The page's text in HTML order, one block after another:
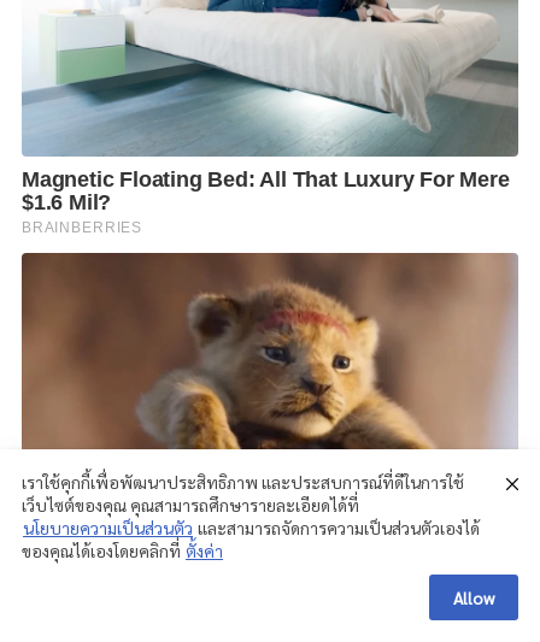
เราใช้คุกกี้เพื่อพัฒนาประสิทธิภาพ และประสบการณ์ที่ดีในการใช้
เว็บไซต์ของคุณ คุณสามารถศึกษารายละเอียดได้ที่
นโยบายความเป็นส่วนตัว และสามารถจัดการความเป็นส่วนตัวเองได้
ของคุณได้เองโดยคลิกที่ ตั้งค่า
Allow